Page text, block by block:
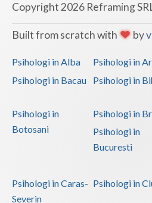
Copyright 2026 Reframing
Built from scratch with by
Psihologi in Alba Psihologi in
Psihologi in Bacau
Psihologi in
Psihologi in
Botosani
Psihologi in
Psihologi in
Bucuresti
Psihologi in Caras-
Severin
Psihologi in